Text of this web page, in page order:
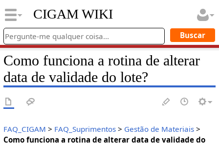
CIGAM WIKI
Como funciona a rotina de alterar
data de validade do lote?
FAQ_CIGAM > FAQ_Suprimentos> Gestão de Materiais>
Como funciona a rotina de alterar data de validade do